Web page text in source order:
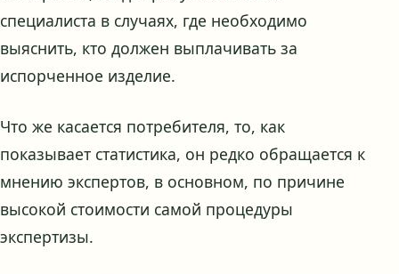
специалиста в случаях, где необходимо
выяснить, кто должен выплачивать за
испорченное изделие.
Что же касается потребителя, то, как
показывает статистика, он редко обращается к
мнению экспертов, в основном, по причине
высокой стоимости самой процедуры
экспертизы.